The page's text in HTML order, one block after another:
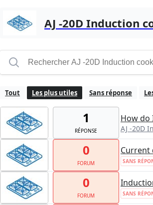
AJ -20D Induction
Tout Les plus utiles Sans réponse
1
RÉPONSE
How do
AJ -20D
0
FORUM
Current
SANS
0
FORUM SANS